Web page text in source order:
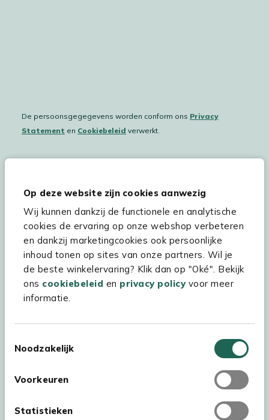
Op deze website zijn cookies aanwezig
Wij kunnen dankzij de functionele en analytische
cookies de ervaring op onze webshop verbeteren
en dankzij marketingcookies ook persoonlijke
inhoud tonen op sites van onze partners. Wil je
de beste winkelervaring? Klik dan op "Oké". Bekijk
ons cookiebeleid en privacy policyvoor meer
informatie.
Noodzakelijk
Voorkeuren
Statistieken
De persoonsgegegevens worden conform ons Privacy
Statement en Cookiebeleid verwerkt.
Hulp & service
Assortiment
Kees Smit Tuinmeubelen
Experience Stores XXL